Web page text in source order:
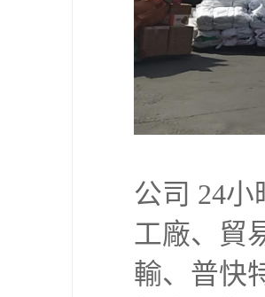
公司 24
工廠、貿
輸、普快